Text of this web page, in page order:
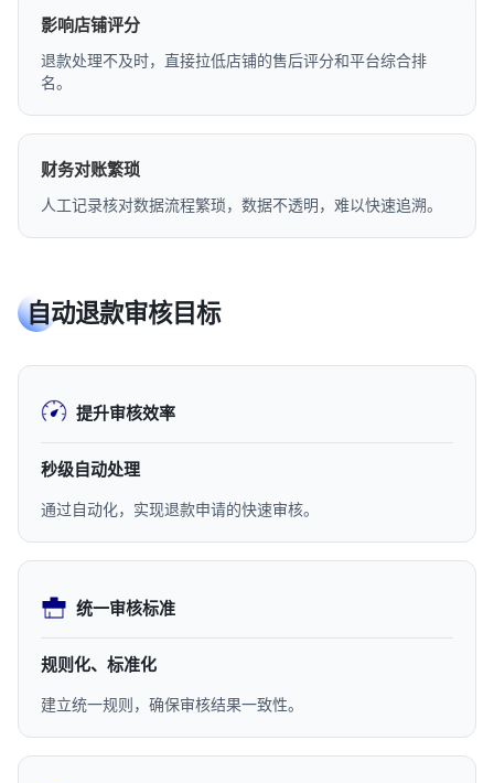
影响店铺评分
退款处理不及时，直接拉低店铺的售后评分和平台综合排
名。
财务对账繁琐
人工记录核对数据流程繁琐，数据不透明，难以快速追溯。
自动退款审核目标
提升审核效率
秒级自动处理
通过自动化，实现退款申请的快速审核。
统一审核标准
规则化、标准化
建立统一规则，确保审核结果一致性。